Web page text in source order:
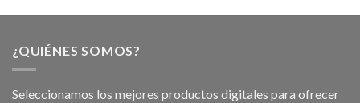
¿QUIÉNES SOMOS?
Seleccionamos los mejores productos digitales para ofrecer